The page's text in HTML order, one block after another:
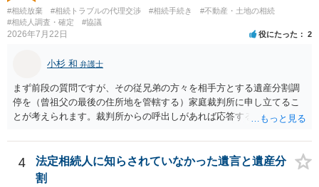
様の意に反する遺産分割協議を行う実益が誰にあったかの立証が困難
であること からすると、実際に遺産分割協議の効力が否定される可能
性はそれほど高くない（立証のハードルは非常に高い）ということが
#相続放棄 #相続トラブルの代理交渉 #相続手続き
#不動産・土地の相続
#相続人調査・確定
#協議
2026年7月22日 役にたった 2
小杉 和 弁護士
まず前段の質問ですが、その従兄弟の方々を相手方とする遺産分割調
停を（曾祖父の最後の住所地を管轄する）家庭裁判所に申し立てるこ
とが考えられます。裁判所からの呼出しがあれば応答する可能性がま
能と思われます。時間が思った以上にないので必要書類をてきぱきと
揃える必要があります。その点是非御注意ください。
4
法定相続人に知らされていなかった遺言と遺産分
割